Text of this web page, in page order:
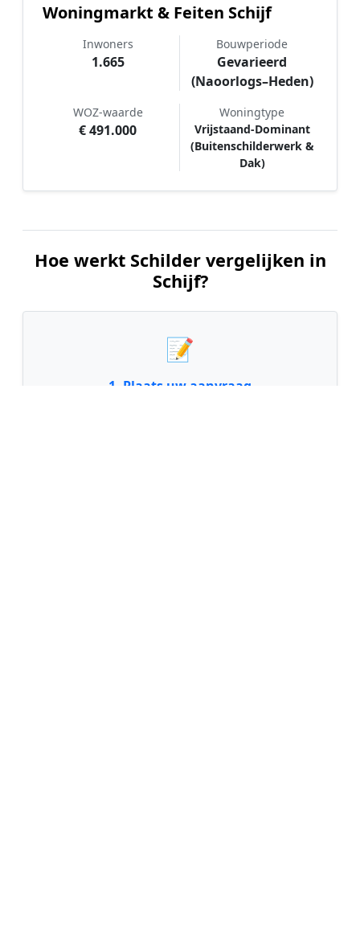
Woningmarkt & Feiten Schijf
Inwoners
1.665
Bouwperiode
Gevarieerd
(Naoorlogs–Heden)
WOZ-waarde
€ 491.000
Woningtype
Vrijstaand-Dominant
(Buitenschilderwerk &
Dak)
Hoe werkt Schilder vergelijken in
Schijf?
📝
1. Plaats uw aanvraag